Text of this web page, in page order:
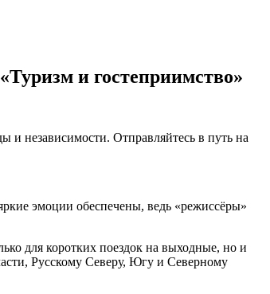
и гостеприимство»
и независимости. Отправляйтесь в путь на
эмоции обеспечены, ведь «режиссёры»
для коротких поездок на выходные, но и
Русскому Северу, Югу и Северному